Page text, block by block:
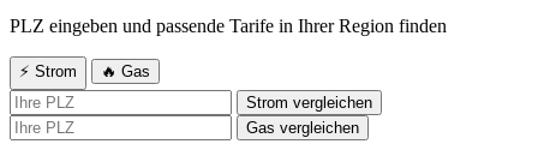
PLZ eingeben und passende Tarife in Ihrer Region finden
⚡ Strom
🔥 Gas
Strom vergleichen
Gas vergleichen